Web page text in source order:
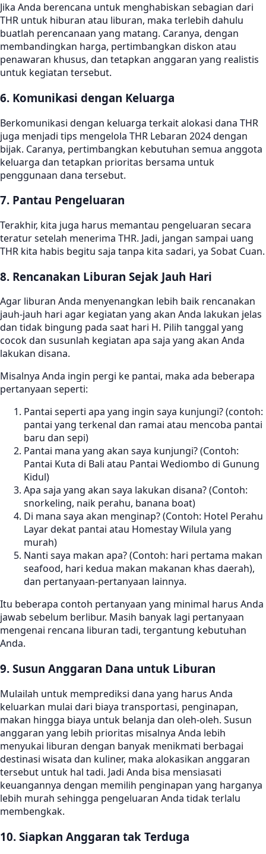
Jika Anda berencana untuk menghabiskan sebagian dari
THR untuk hiburan atau liburan, maka terlebih dahulu
buatlah perencanaan yang matang. Caranya, dengan
membandingkan harga, pertimbangkan diskon atau
penawaran khusus, dan tetapkan anggaran yang realistis
untuk kegiatan tersebut.
6. Komunikasi dengan Keluarga
Berkomunikasi dengan keluarga terkait alokasi dana THR
juga menjadi tips mengelola THR Lebaran 2024 dengan
bijak. Caranya, pertimbangkan kebutuhan semua anggota
keluarga dan tetapkan prioritas bersama untuk
penggunaan dana tersebut.
7. Pantau Pengeluaran
Terakhir, kita juga harus memantau pengeluaran secara
teratur setelah menerima THR. Jadi, jangan sampai uang
THR kita habis begitu saja tanpa kita sadari, ya Sobat Cuan.
8. Rencanakan Liburan Sejak Jauh Hari
Agar liburan Anda menyenangkan lebih baik rencanakan
jauh-jauh hari agar kegiatan yang akan Anda lakukan jelas
dan tidak bingung pada saat hari H. Pilih tanggal yang
cocok dan susunlah kegiatan apa saja yang akan Anda
lakukan disana.
Misalnya Anda ingin pergi ke pantai, maka ada beberapa
pertanyaan seperti:
Pantai seperti apa yang ingin saya kunjungi? (contoh:
pantai yang terkenal dan ramai atau mencoba pantai
baru dan sepi)
Pantai mana yang akan saya kunjungi? (Contoh:
Pantai Kuta di Bali atau Pantai Wediombo di Gunung
Kidul)
Apa saja yang akan saya lakukan disana? (Contoh:
snorkeling, naik perahu, banana boat)
Di mana saya akan menginap? (Contoh: Hotel Perahu
Layar dekat pantai atau Homestay Wilula yang
murah)
Nanti saya makan apa? (Contoh: hari pertama makan
seafood, hari kedua makan makanan khas daerah),
dan pertanyaan-pertanyaan lainnya.
Itu beberapa contoh pertanyaan yang minimal harus Anda
jawab sebelum berlibur. Masih banyak lagi pertanyaan
mengenai rencana liburan tadi, tergantung kebutuhan
Anda.
9. Susun Anggaran Dana untuk Liburan
Mulailah untuk memprediksi dana yang harus Anda
keluarkan mulai dari biaya transportasi, penginapan,
makan hingga biaya untuk belanja dan oleh-oleh. Susun
anggaran yang lebih prioritas misalnya Anda lebih
menyukai liburan dengan banyak menikmati berbagai
destinasi wisata dan kuliner, maka alokasikan anggaran
tersebut untuk hal tadi. Jadi Anda bisa mensiasati
keuangannya dengan memilih penginapan yang harganya
lebih murah sehingga pengeluaran Anda tidak terlalu
membengkak.
10. Siapkan Anggaran tak Terduga